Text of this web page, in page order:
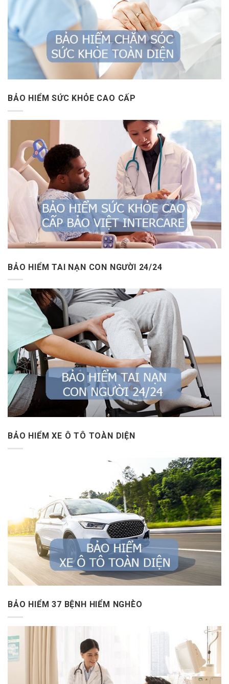
BẢO HIỂM SỨC KHỎE CAO CẤP
BẢO HIỂM TAI NẠN CON NGƯỜI 24/24
BẢO HIỂM XE Ô TÔ TOÀN DIỆN
BẢO HIỂM 37 BỆNH HIỂM NGHÈO